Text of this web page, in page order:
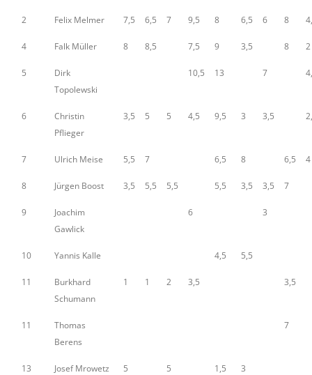
2 Felix Melmer 7,5 6,5 7 9,5 8 6,5 6 8
4 Falk Müller 8 8,5 7,5 9 3,5 8 2
5
Dirk
Topolewski
10,5 13 7
6
Christin
Pflieger
3,5 5 5 4,5 9,5 3 3,5
7 Ulrich Meise 5,5 7 6,5 8 6,5 4
8 Jürgen Boost 3,5 5,5 5,5 5,5 3,5 3,5 7
9
Joachim
Gawlick
6 3
10 Yannis Kalle 4,5 5,5
11
Burkhard
Schumann
1 1 2 3,5 3,5
11
Thomas
Berens
7
13 Josef Mrowetz 5 5 1,5 3